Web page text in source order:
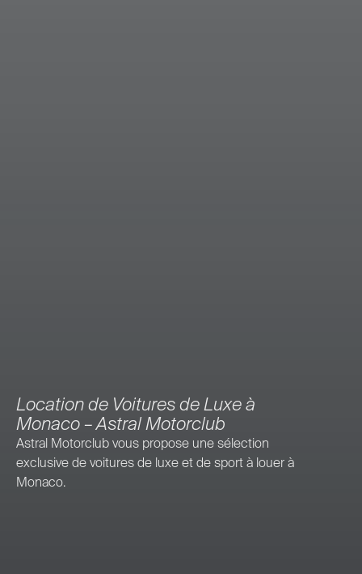
Location de Voitures de Luxe à
Monaco – Astral Motorclub
Astral Motorclub vous propose une sélection
exclusive de voitures de luxe et de sport à louer à
Monaco.